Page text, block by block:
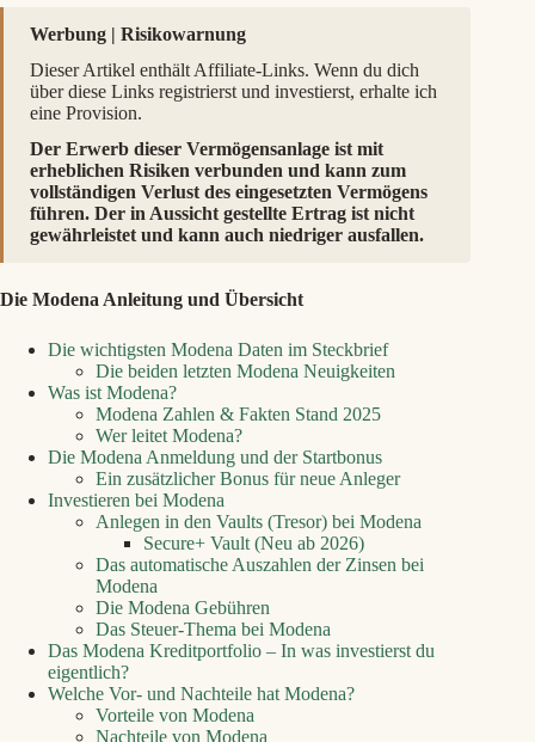
Werbung | Risikowarnung
Dieser Artikel enthält Affiliate-Links. Wenn du dich
über diese Links registrierst und investierst, erhalte ich
eine Provision.
Der Erwerb dieser Vermögensanlage ist mit
erheblichen Risiken verbunden und kann zum
vollständigen Verlust des eingesetzten Vermögens
führen. Der in Aussicht gestellte Ertrag ist nicht
gewährleistet und kann auch niedriger ausfallen.
Die Modena Anleitung und Übersicht
Die wichtigsten Modena Daten im Steckbrief
Die beiden letzten Modena Neuigkeiten
Was ist Modena?
Modena Zahlen & Fakten Stand 2025
Wer leitet Modena?
Die Modena Anmeldung und der Startbonus
Ein zusätzlicher Bonus für neue Anleger
Investieren bei Modena
Anlegen in den Vaults (Tresor) bei Modena
Secure+ Vault (Neu ab 2026)
Das automatische Auszahlen der Zinsen bei
Modena
Die Modena Gebühren
Das Steuer-Thema bei Modena
Das Modena Kreditportfolio – In was investierst du
eigentlich?
Welche Vor- und Nachteile hat Modena?
Vorteile von Modena
Nachteile von Modena